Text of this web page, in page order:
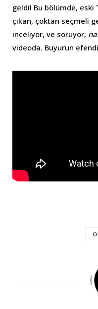
geldi! Bu bölümde, eski
çıkan, çoktan seçmeli
inceliyor, ve soruyor,
videoda. Buyurun